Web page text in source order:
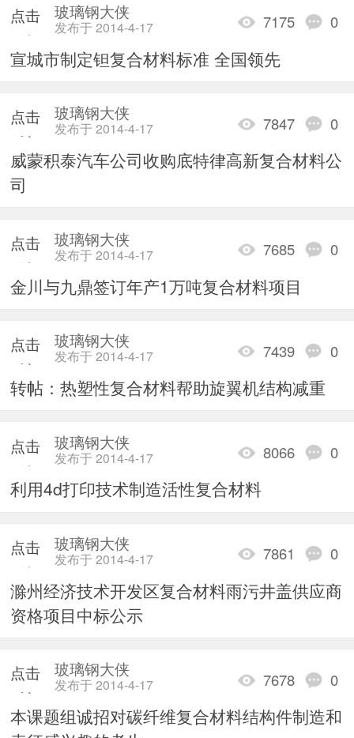
点击
重新
加载
7175 0
玻璃钢大侠
发布于 2014-4-17
宣城市制定钽复合材料标准 全国领先
点击
重新
加载
7847 0
玻璃钢大侠
发布于 2014-4-17
威蒙积泰汽车公司收购底特律高新复合材料公
司
点击
重新
加载
7685 0
玻璃钢大侠
发布于 2014-4-17
金川与九鼎签订年产1万吨复合材料项目
点击
重新
加载
7439 0
玻璃钢大侠
发布于 2014-4-17
转帖：热塑性复合材料帮助旋翼机结构减重
点击
重新
加载
8066 0
玻璃钢大侠
发布于 2014-4-17
利用4d打印技术制造活性复合材料
点击
重新
加载
7861 0
玻璃钢大侠
发布于 2014-4-17
滁州经济技术开发区复合材料雨污井盖供应商
资格项目中标公示
点击
重新
加载
7678 0
玻璃钢大侠
发布于 2014-4-17
本课题组诚招对碳纤维复合材料结构件制造和